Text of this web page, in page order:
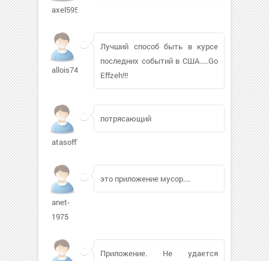
axel595349
allois74
Лучший способ быть в курсе
последних событий в США.....Go
Effzeh!!!
atasoff773
потрясающий
anet-
1975
это приложение мусор....
Приложение. Не удается